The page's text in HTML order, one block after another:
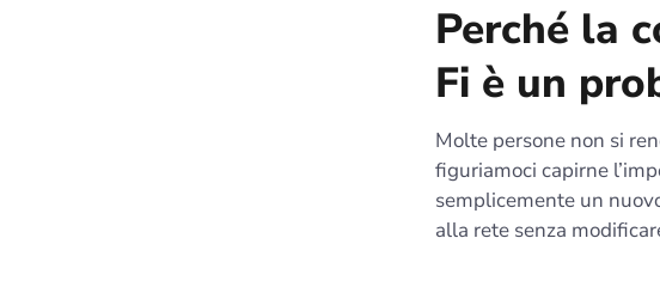
Perché la
Fi è un
Molte persone non si
figuriamoci capirne
semplicemente un
alla rete senza